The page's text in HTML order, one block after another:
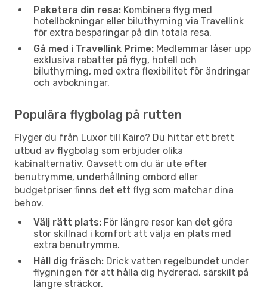
Paketera din resa: Kombinera flyg med
hotellbokningar eller biluthyrning via Travellink
för extra besparingar på din totala resa.
Gå med i Travellink Prime: Medlemmar låser upp
exklusiva rabatter på flyg, hotell och
biluthyrning, med extra flexibilitet för ändringar
och avbokningar.
Populära flygbolag på rutten
Flyger du från Luxor till Kairo? Du hittar ett brett
utbud av flygbolag som erbjuder olika
kabinalternativ. Oavsett om du är ute efter
benutrymme, underhållning ombord eller
budgetpriser finns det ett flyg som matchar dina
behov.
Välj rätt plats: För längre resor kan det göra
stor skillnad i komfort att välja en plats med
extra benutrymme.
Håll dig fräsch: Drick vatten regelbundet under
flygningen för att hålla dig hydrerad, särskilt på
längre sträckor.